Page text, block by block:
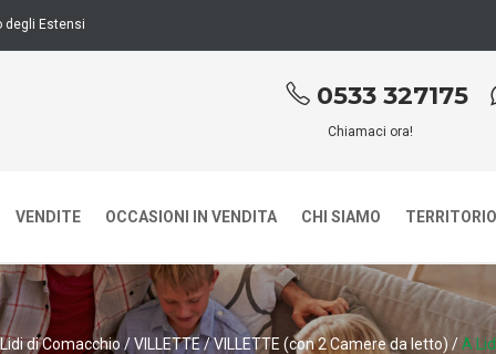
degli Estensi
0533 327175
Chiamaci ora!
VENDITE OCCASIONI IN VENDITA CHI SIAMO TERRITORIO
di Comacchio /VILLETTE/VILLETTE (con 2 Camere da letto) /A